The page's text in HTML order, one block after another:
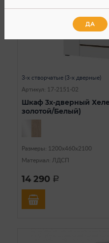
3-х створчатые (3-х дверные)
Артикул: 17-2151-02
Шкаф 3х-дверный
золотой/Белый)
Размеры: 1200х460х2100
Материал: ЛДСП
14 290 a
ДА